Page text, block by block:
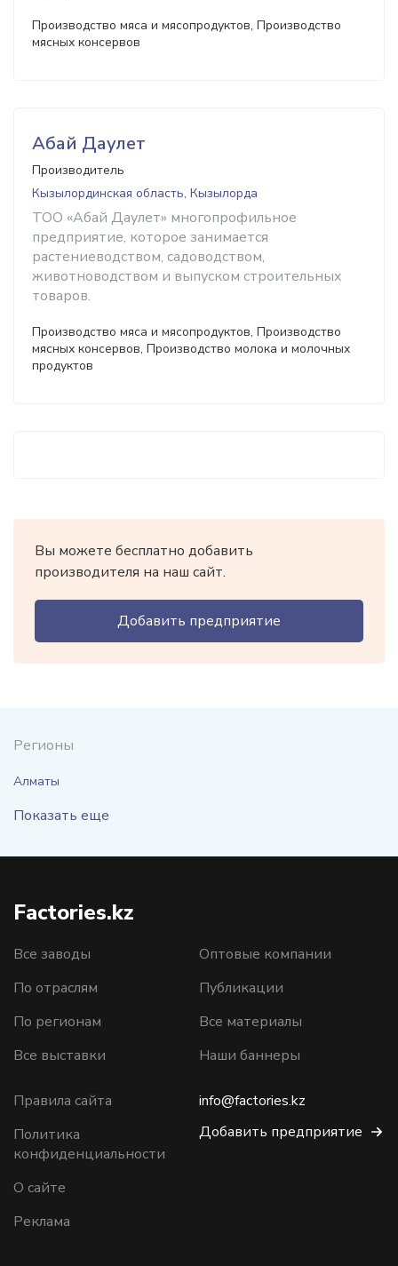
Производство мяса и мясопродуктов, Производство
мясных консервов
Абай Даулет
Производитель
Кызылординская область, Кызылорда
ТОО «Абай Даулет» многопрофильное
предприятие, которое занимается
растениеводством, садоводством,
животноводством и выпуском строительных
товаров.
Производство мяса и мясопродуктов, Производство
мясных консервов, Производство молока и молочных
продуктов
Вы можете бесплатно добавить
производителя на наш сайт.
Добавить предприятие
Регионы
Алматы
Показать еще
Factories.kz
Все заводы
По отраслям
По регионам
Все выставки
Оптовые компании
Публикации
Все материалы
Наши баннеры
Правила сайта
Политика
конфиденциальности
О сайте
Реклама
info@factories.kz
Добавить предприятие